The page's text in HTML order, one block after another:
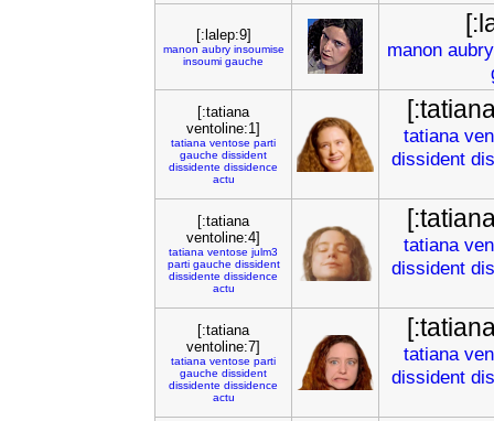
[:lalep:9]
manon aubry insoumise
insoumi gauche
manon aubry
[:tatiana
ventoline:1]
tatiana ventose parti
gauche dissident
dissidente dissidence
actu
tatiana
dissident
[:tatiana
ventoline:4]
tatiana ventose julm3
parti gauche dissident
dissidente dissidence
actu
tatiana
dissident
[:tatiana
ventoline:7]
tatiana ventose parti
gauche dissident
dissidente dissidence
actu
tatiana
dissident